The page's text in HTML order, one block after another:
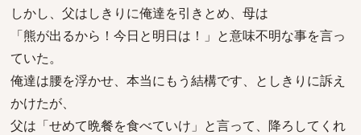
しかし、父はしきりに俺達を引きとめ、母は
「熊が出るから！今日と明日は！」と意味不明な事を言っ
ていた。
俺達は腰を浮かせ、本当にもう結構です、としきりに訴え
かけたが、
父は「せめて晩餐を食べていけ」と言って、降ろしてくれ